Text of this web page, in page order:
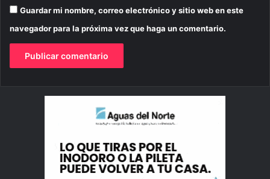
Guardar mi nombre, correo electrónico y sitio web en este
navegador para la próxima vez que haga un comentario.